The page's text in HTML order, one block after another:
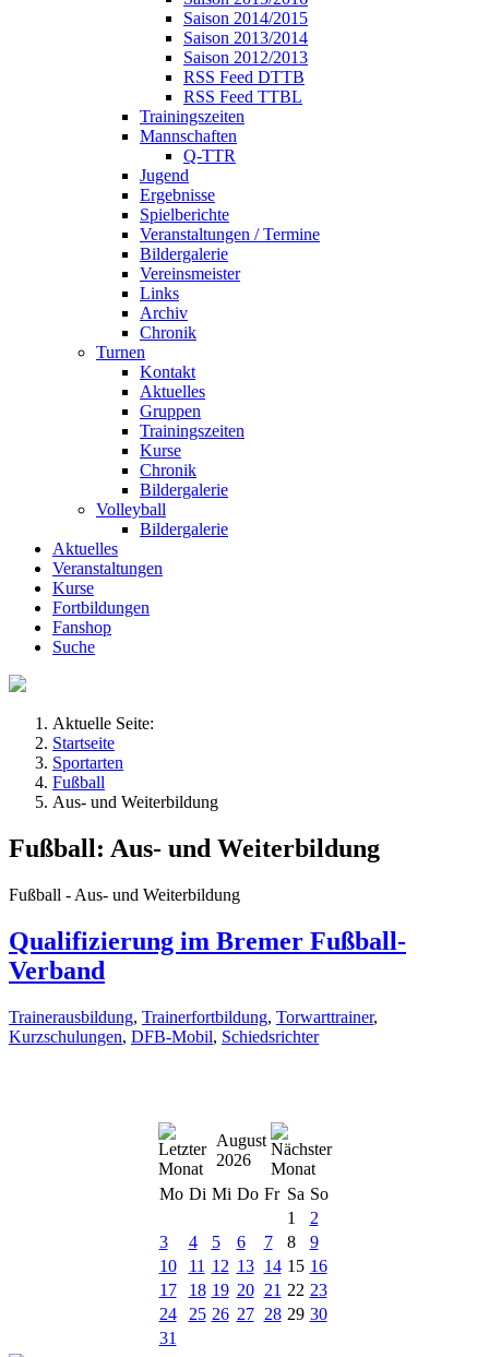
Saison 2014/2015
Saison 2013/2014
Saison 2012/2013
RSS Feed DTTB
RSS Feed TTBL
Trainingszeiten
Mannschaften
Q-TTR
Jugend
Ergebnisse
Spielberichte
Veranstaltungen / Termine
Bildergalerie
Vereinsmeister
Links
Archiv
Chronik
Turnen
Kontakt
Aktuelles
Gruppen
Trainingszeiten
Kurse
Chronik
Bildergalerie
Volleyball
Bildergalerie
Aktuelles
Veranstaltungen
Kurse
Fortbildungen
Fanshop
Suche
Aktuelle Seite:
Startseite
Sportarten
Fußball
Aus- und Weiterbildung
Fußball: Aus- und Weiterbildung
Fußball - Aus- und Weiterbildung
Qualifizierung im Bremer Fußball-
Verband
Trainerausbildung, Trainerfortbildung, Torwarttrainer,
Kurzschulungen, DFB-Mobil, Schiedsrichter
August
2026
Mo Di Mi Do Fr Sa So
1
2
3
4 5 6 7 8
9
10
11 12 13 14 15 16
17
18 19 20 21 22 23
24
25 26 27 28 29 30
31